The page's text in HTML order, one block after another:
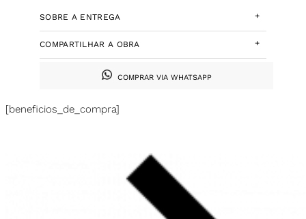
SOBRE A ENTREGA +
COMPARTILHAR A OBRA +
COMPRAR VIA WHATSAPP
[beneficios_de_compra]